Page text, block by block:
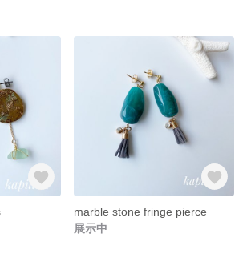
marble stone fringe pierce
展示中